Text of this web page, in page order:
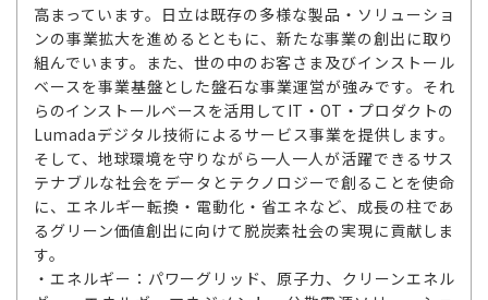
高まっています。日立は既存の多様な製品・ソリューショ
ンの事業拡大を進めるとともに、新たな事業の創出に取り
組んでいます。また、世の中のお客さま及びインストール
ベースを事業基盤とした盤石な事業運営が強みです。それ
らのインストールベースを活用してIT・OT・プロダクトの
Lumadaデジタル技術によるサービス事業を提供します。
そして、地球環境を守りながら一人一人が活躍できるサス
テナブルな社会をデータとテクノロジーで創ることを使命
に、エネルギー転換・電動化・省エネなど、成長の柱であ
るグリーン価値創出に向けて脱炭素社会の実現に貢献しま
す。
・エネルギー：パワーグリッド、原子力、クリーンエネル